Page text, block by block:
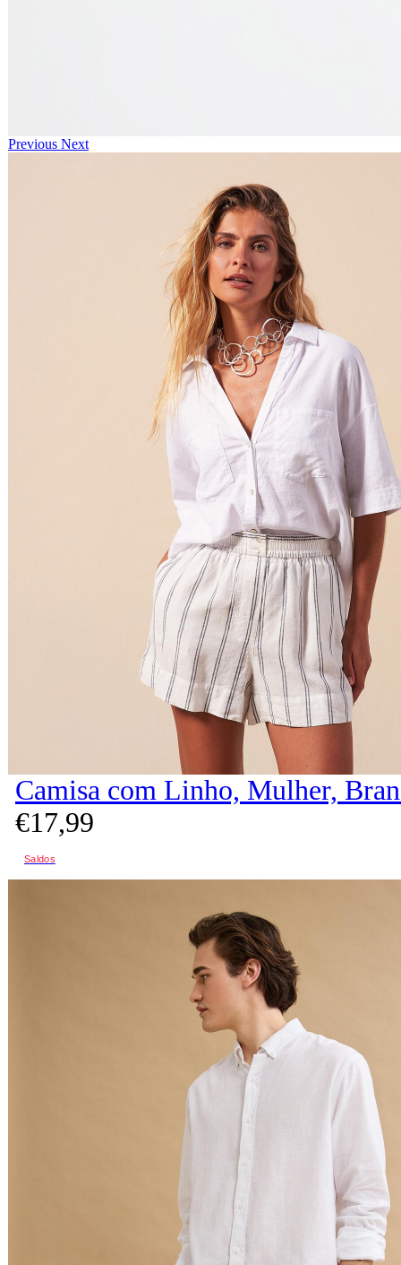
Previous Next
Camisa com Linho, Mulher,
€17,99
Saldos